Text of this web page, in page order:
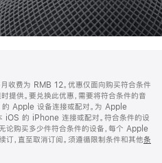
收费为 RMB 12。优惠仅面向购买符合条件
供。要兑换此优惠，需要将符合条件的音
Apple 设备连接或配对。为 Apple
iOS 的 iPhone 连接或配对。符合条件的设
论购买多少件符合条件的设备，每个 Apple
订，直至取消订阅。须遵循限制条件和其他条